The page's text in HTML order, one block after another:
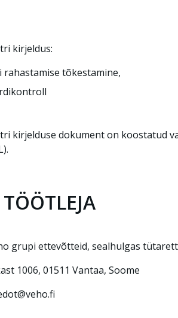
kirjeldus:
tõkestamine,
kirjelduse dokument on koostatud
grupi ettevõtteid, sealhulgas
1006, 01511 Vantaa, Soome